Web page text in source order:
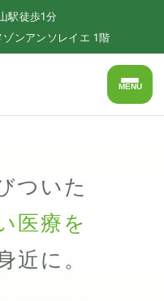
駅徒歩1分
ンアンソレイエ 1階
MENU
ついた
医療を
近に。